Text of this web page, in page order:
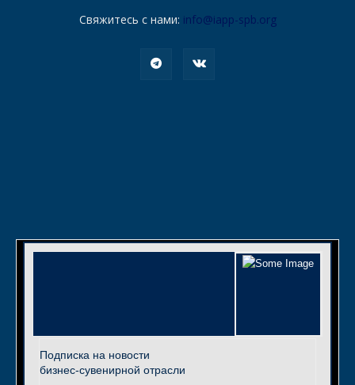
Свяжитесь с нами: info@iapp-spb.org
Подписка на новости
бизнес-сувенирной отрасли